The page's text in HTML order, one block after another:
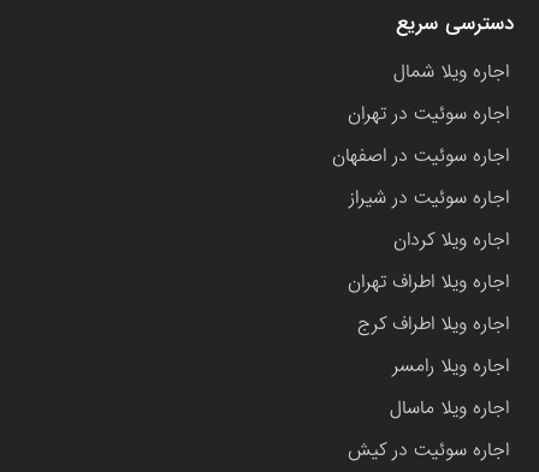
دسترسی سریع
اجاره ویلا شمال
اجاره سوئیت در تهران
اجاره سوئیت در اصفهان
اجاره سوئیت در شیراز
اجاره ویلا کردان
اجاره ویلا اطراف تهران
اجاره ویلا اطراف کرج
اجاره ویلا رامسر
اجاره ویلا ماسال
اجاره سوئیت در کیش